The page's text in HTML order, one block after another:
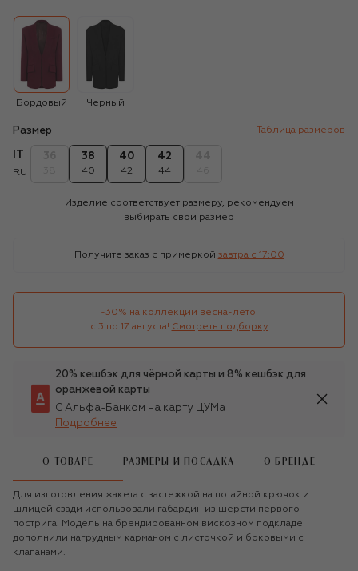
Бордовый Черный
Размер Таблица размеров
RU
38
40
40
42
42
44
Изделие соответствует размеру, рекомендуем
выбирать свой размер
Получите заказ с примеркой завтра c 17:00
-30% на коллекции весна-лето
с 3 по 17 августа! Смотреть подборку
20% кешбэк для чёрной карты и 8% кешбэк для
оранжевой карты
С Альфа-Банком на карту ЦУМа
Подробнее
О ТОВАРЕ РАЗМЕРЫ И ПОСАДКА О БРЕНДЕ
Для изготовления жакета с застежкой на потайной крючок и
шлицей сзади использовали габардин из шерсти первого
пострига. Модель на брендированном вискозном подкладе
дополнили нагрудным карманом с листочкой и боковыми с
клапанами.